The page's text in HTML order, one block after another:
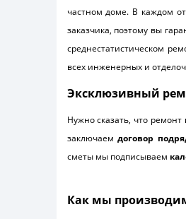
частном доме. В каждом
заказчика, поэтому вы
среднестатистическом
всех инженерных и
Эксклюзивный
Нужно сказать, что ремонт
заключаемдоговор
сметы мы подписываем
Как мы